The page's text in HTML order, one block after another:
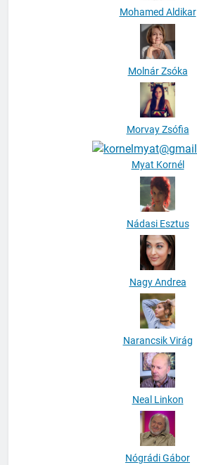
Mohamed Aldikar
Molnár Zsóka
Morvay Zsófia
Myat Kornél
Nádasi Esztus
Nagy Andrea
Narancsik Virág
Neal Linkon
Nógrádi Gábor